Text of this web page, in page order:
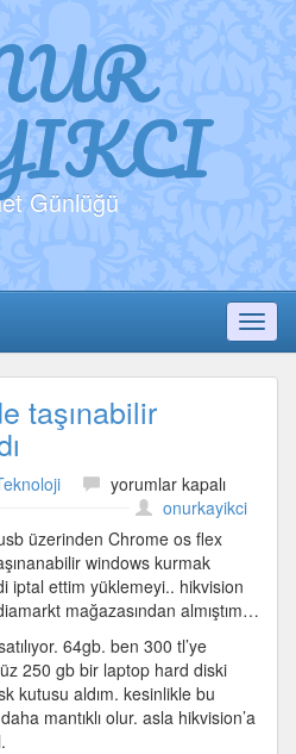
Günlüğü
taşınabilir
Hikvision
usb’de
taşınabilir
Windows
olmadı
için
yorumlar kapalı
onurkayikci
üzerinden Chrome os flex
windows kurmak
iptal ettim yüklemeyi.. hikvision
mağazasından almıştım…
64gb. ben 300 tl’ye
250 gb bir laptop hard diski
kutusu aldım. kesinlikle bu
mantıklı olur. asla hikvision’a